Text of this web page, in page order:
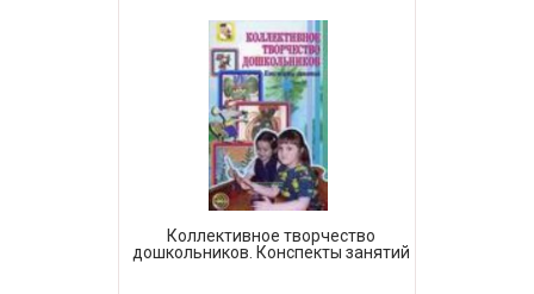
Коллективное творчество
дошкольников. Конспекты занятий